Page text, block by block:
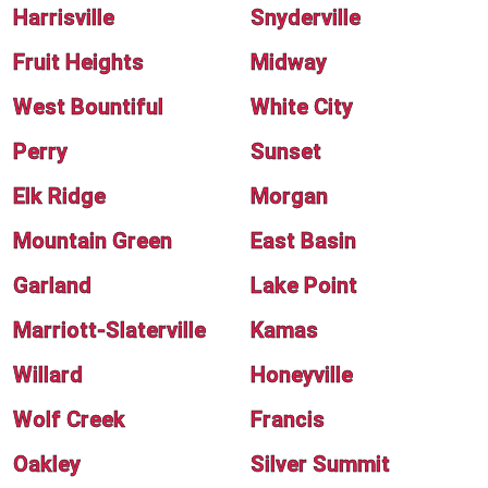
Harrisville
Snyderville
Fruit Heights
Midway
West Bountiful
White City
Perry
Sunset
Elk Ridge
Morgan
Mountain Green
East Basin
Garland
Lake Point
Marriott-Slaterville
Kamas
Willard
Honeyville
Wolf Creek
Francis
Oakley
Silver Summit